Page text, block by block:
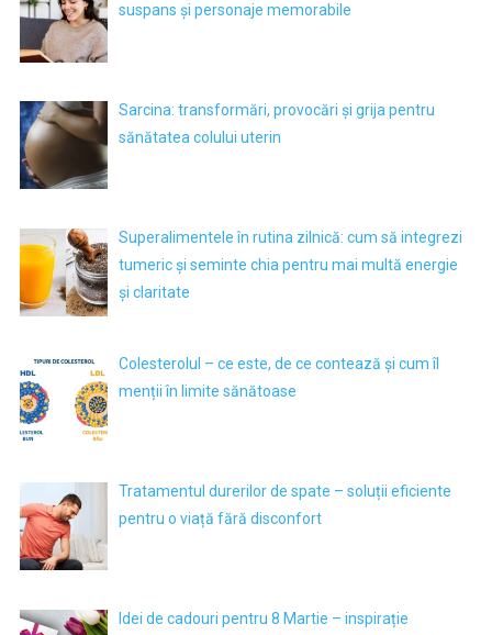
suspans și personaje memorabile
Sarcina: transformări, provocări și grija pentru
sănătatea colului uterin
Superalimentele în rutina zilnică: cum să integrezi
tumeric și seminte chia pentru mai multă energie
și claritate
Colesterolul – ce este, de ce contează și cum îl
menții în limite sănătoase
Tratamentul durerilor de spate – soluții eficiente
pentru o viață fără disconfort
Idei de cadouri pentru 8 Martie – inspirație